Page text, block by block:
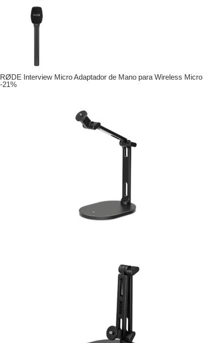
RØDE Interview Micro Adaptador de Mano para Wireless Micro
-21%